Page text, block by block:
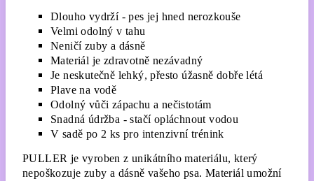
Dlouho vydrží - pes jej hned nerozkouše
Velmi odolný v tahu
Neničí zuby a dásně
Materiál je zdravotně nezávadný
Je neskutečně lehký, přesto úžasně dobře létá
Plave na vodě
Odolný vůči zápachu a nečistotám
Snadná údržba - stačí opláchnout vodou
V sadě po 2 ks pro intenzivní trénink
PULLER je vyroben z unikátního materiálu, který
nepoškozuje zuby a dásně vašeho psa. Materiál umožní